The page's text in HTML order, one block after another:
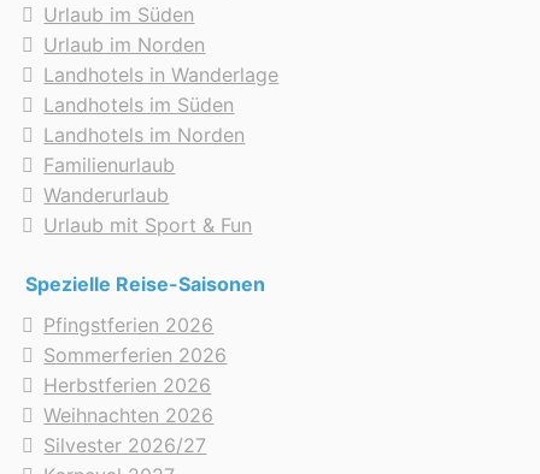
Urlaub im Süden
Urlaub im Norden
Landhotels in Wanderlage
Landhotels im Süden
Landhotels im Norden
Familienurlaub
Wanderurlaub
Urlaub mit Sport & Fun
Spezielle Reise-Saisonen
Pfingstferien 2026
Sommerferien 2026
Herbstferien 2026
Weihnachten 2026
Silvester 2026/27